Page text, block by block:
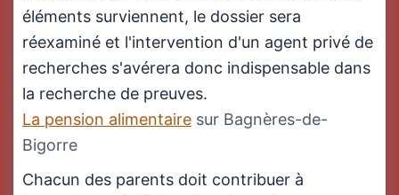
éléments surviennent, le dossier sera
réexaminé et l'intervention d'un agent privé de
recherches s'avérera donc indispensable dans
la recherche de preuves.
La pension alimentaire sur Bagnères-de-
Bigorre
Chacun des parents doit contribuer à